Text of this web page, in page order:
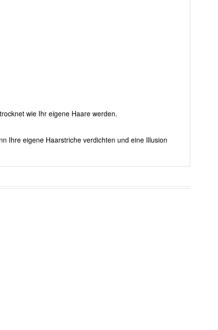
wie Ihr eigene Haare werden.
Ihre eigene Haarstriche verdichten und eine Illusion